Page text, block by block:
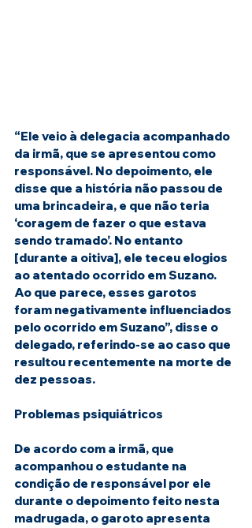
“Ele veio à delegacia acompanhado
da irmã, que se apresentou como
responsável. No depoimento, ele
disse que a história não passou de
uma brincadeira, e que não teria
‘coragem de fazer o que estava
sendo tramado’. No entanto
[durante a oitiva], ele teceu elogios
ao atentado ocorrido em Suzano.
Ao que parece, esses garotos
foram negativamente influenciados
pelo ocorrido em Suzano”, disse o
delegado, referindo-se ao caso que
resultou recentemente na morte de
dez pessoas.
Problemas psiquiátricos
De acordo com a irmã, que
acompanhou o estudante na
condição de responsável por ele
durante o depoimento feito nesta
madrugada, o garoto apresenta